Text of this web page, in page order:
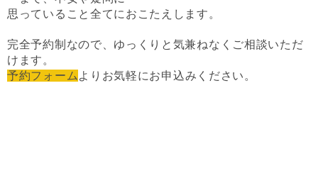
思っていること全てにおこたえします。
完全予約制なので、ゆっくりと気兼ねなくご相談いただ
けます。
予約フォーム よりお気軽にお申込みください。